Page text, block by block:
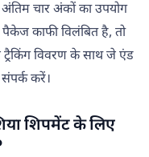
चार अंकों का उपयोग
काफी विलंबित है, तो
विवरण के साथ जे एंड
करें।
शिपमेंट के लिए